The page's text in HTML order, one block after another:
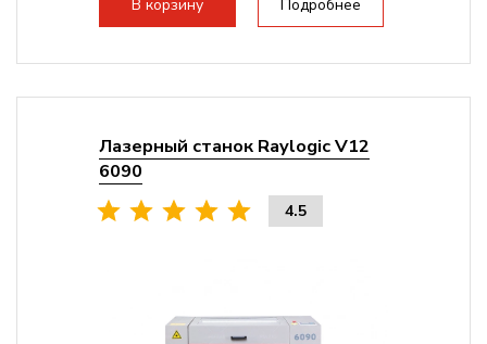
В корзину
Подробнее
Лазерный станок Raylogic V12
6090
4.5